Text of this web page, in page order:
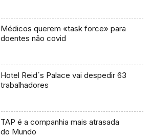
Médicos querem «task force» para
doentes não covid
Hotel Reid´s Palace vai despedir 63
trabalhadores
TAP é a companhia mais atrasada
do Mundo